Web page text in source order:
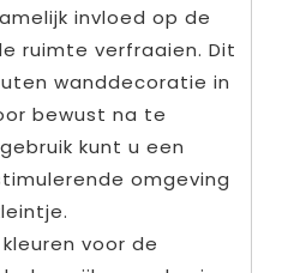
invloed op de
ruimte verfraaien. Dit
wanddecoratie in
bewust na te
kunt u een
omgeving
voor de